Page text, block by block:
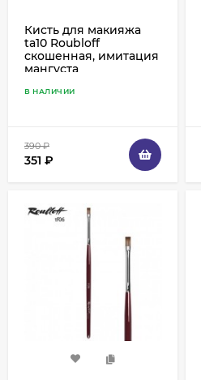
Кисть для макияжа
ta10 Roubloff
скошенная, имитация
мангуста
В НАЛИЧИИ
390₽
351 ₽